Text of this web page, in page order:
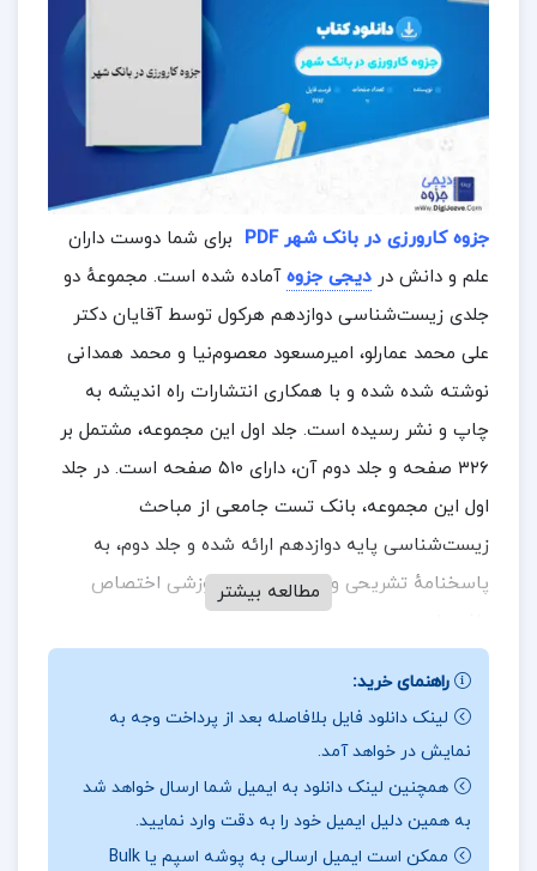
جزوه کارورزی در بانک شهر PDF
برای شما دوست داران
علم و دانش در دیجی جزوهآماده شده است. مجموعهٔ دو
جلدی زیست‌شناسی دوازدهم هرکول توسط آقایان دکتر
علی محمد عمارلو، امیرمسعود معصوم‌نیا و محمد همدانی
نوشته شده شده و با همکاری انتشارات راه اندیشه به
چاپ و نشر رسیده است. جلد اول این مجموعه، مشتمل بر
۳۲۶ صفحه و جلد دوم آن، دارای ۵۱۰ صفحه است. در جلد
اول این مجموعه، بانک تست جامعی از مباحث
زیست‌شناسی پایه دوازدهم ارائه شده و جلد دوم، به
پاسخنامهٔ تشریحی و باکس نکات آموزشی اختصاص
در بخشی از جزوه کارورزی در بانک شهر
طرح روی جلد کتاب زیست‌شناسی دوازدهم هرکول،
تصویری از یک فرد عظیم‌الجثه است که خود را با قلم و
مداد، مسلح کرده است. این طرح، به این موضوع اشاره دارد
مطالعه بیشتر
راهنمای خرید:
لینک دانلود فایل بلافاصله بعد از پرداخت وجه به
نمایش در خواهد آمد.
همچنین لینک دانلود به ایمیل شما ارسال خواهد شد
به همین دلیل ایمیل خود را به دقت وارد نمایید.
ممکن است ایمیل ارسالی به پوشه اسپم یا Bulk